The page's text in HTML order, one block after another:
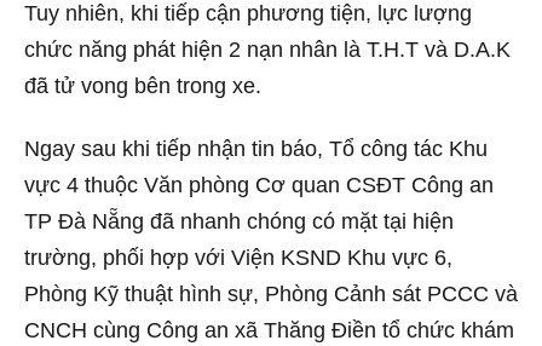
Tuy nhiên, khi tiếp cận phương tiện, lực lượng
chức năng phát hiện 2 nạn nhân là T.H.T và D.A.K
đã tử vong bên trong xe.
Ngay sau khi tiếp nhận tin báo, Tổ công tác Khu
vực 4 thuộc Văn phòng Cơ quan CSĐT Công an
TP Đà Nẵng đã nhanh chóng có mặt tại hiện
trường, phối hợp với Viện KSND Khu vực 6,
Phòng Kỹ thuật hình sự, Phòng Cảnh sát PCCC và
CNCH cùng Công an xã Thăng Điền tổ chức khám